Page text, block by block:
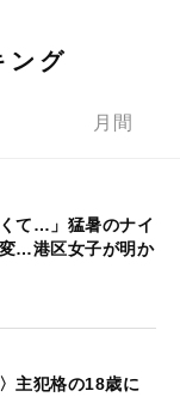
ング
月間
て…」猛暑のナイ
…港区女子が明か
主犯格の18歳に